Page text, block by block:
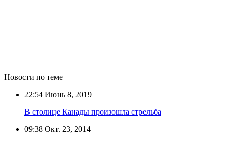
Новости по теме
22:54 Июнь 8, 2019
В столице Канады произошла стрельба
09:38 Окт. 23, 2014